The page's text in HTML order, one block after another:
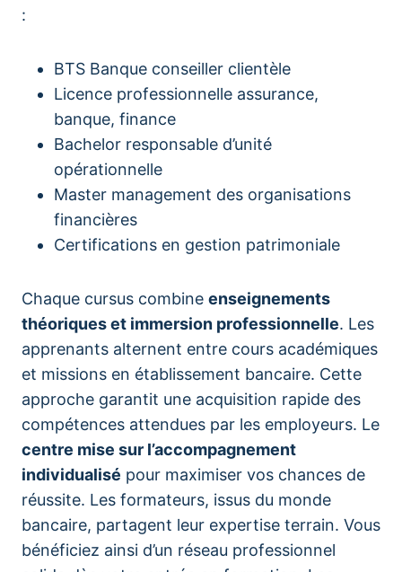
:
BTS Banque conseiller clientèle
Licence professionnelle assurance,
banque, finance
Bachelor responsable d’unité
opérationnelle
Master management des organisations
financières
Certifications en gestion patrimoniale
Chaque cursus combine enseignements
théoriques et immersion professionnelle. Les
apprenants alternent entre cours académiques
et missions en établissement bancaire. Cette
approche garantit une acquisition rapide des
compétences attendues par les employeurs. Le
centre mise sur l’accompagnement
individualisé pour maximiser vos chances de
réussite. Les formateurs, issus du monde
bancaire, partagent leur expertise terrain. Vous
bénéficiez ainsi d’un réseau professionnel